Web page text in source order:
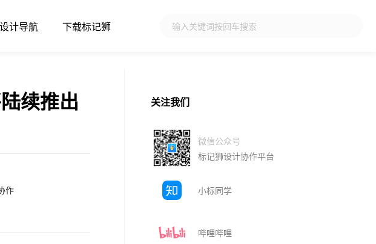
设计导航 下载标记狮
续推出
作
关注我们
微信公众号
标记狮设计协作平台
小标同学
哔哩哔哩